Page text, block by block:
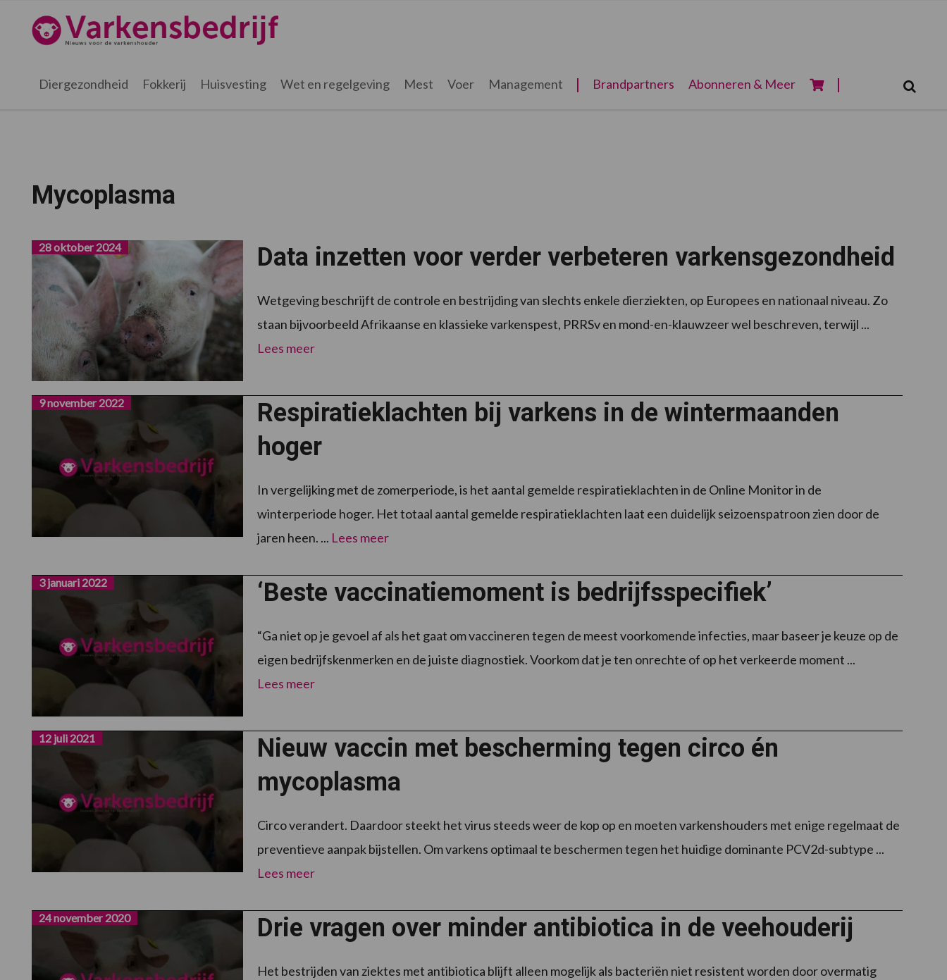
hoofdnavigatie
hoofd
voettekst
Varkensbedrijf.nl
Diergezondheid Fokkerij Huisvesting Wet en regelgeving Mest Voer Management Brandpartners Abonneren & Meer
Mycoplasma
Data inzetten voor verder verbeteren varkensgezondheid
28 oktober 2024
Wetgeving beschrijft de controle en bestrijding van slechts enkele dierziekten, op Europees en nationaal niveau. Zo
staan bijvoorbeeld Afrikaanse en klassieke varkenspest, PRRSv en mond-en-klauwzeer wel beschreven, terwijl ...
Lees meer
Respiratieklachten bij varkens in de wintermaanden
hoger
9 november 2022
In vergelijking met de zomerperiode, is het aantal gemelde respiratieklachten in de Online Monitor in de
winterperiode hoger. Het totaal aantal gemelde respiratieklachten laat een duidelijk seizoenspatroon zien door de
jaren heen. ... Lees meer
‘Beste vaccinatiemoment is bedrijfsspecifiek’
3 januari 2022
“Ga niet op je gevoel af als het gaat om vaccineren tegen de meest voorkomende infecties, maar baseer je keuze op de
eigen bedrijfskenmerken en de juiste diagnostiek. Voorkom dat je ten onrechte of op het verkeerde moment ...
Lees meer
Nieuw vaccin met bescherming tegen circo én
mycoplasma
12 juli 2021
Circo verandert. Daardoor steekt het virus steeds weer de kop op en moeten varkenshouders met enige regelmaat de
preventieve aanpak bijstellen. Om varkens optimaal te beschermen tegen het huidige dominante PCV2d-subtype ...
Lees meer
Drie vragen over minder antibiotica in de veehouderij
24 november 2020
Het bestrijden van ziektes met antibiotica blijft alleen mogelijk als bacteriën niet resistent worden door overmatig